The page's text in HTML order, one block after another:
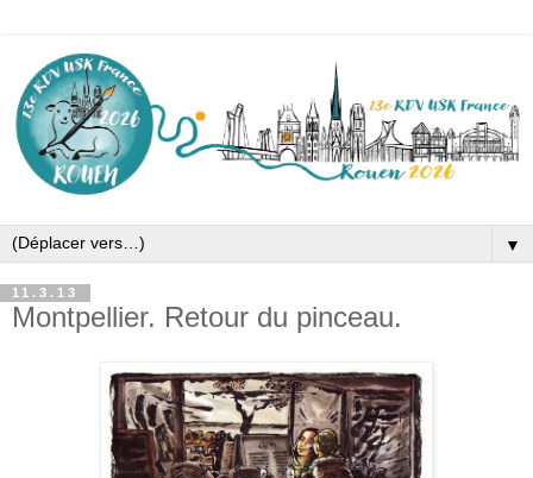
▼
11.3.13
Montpellier. Retour du pinceau.